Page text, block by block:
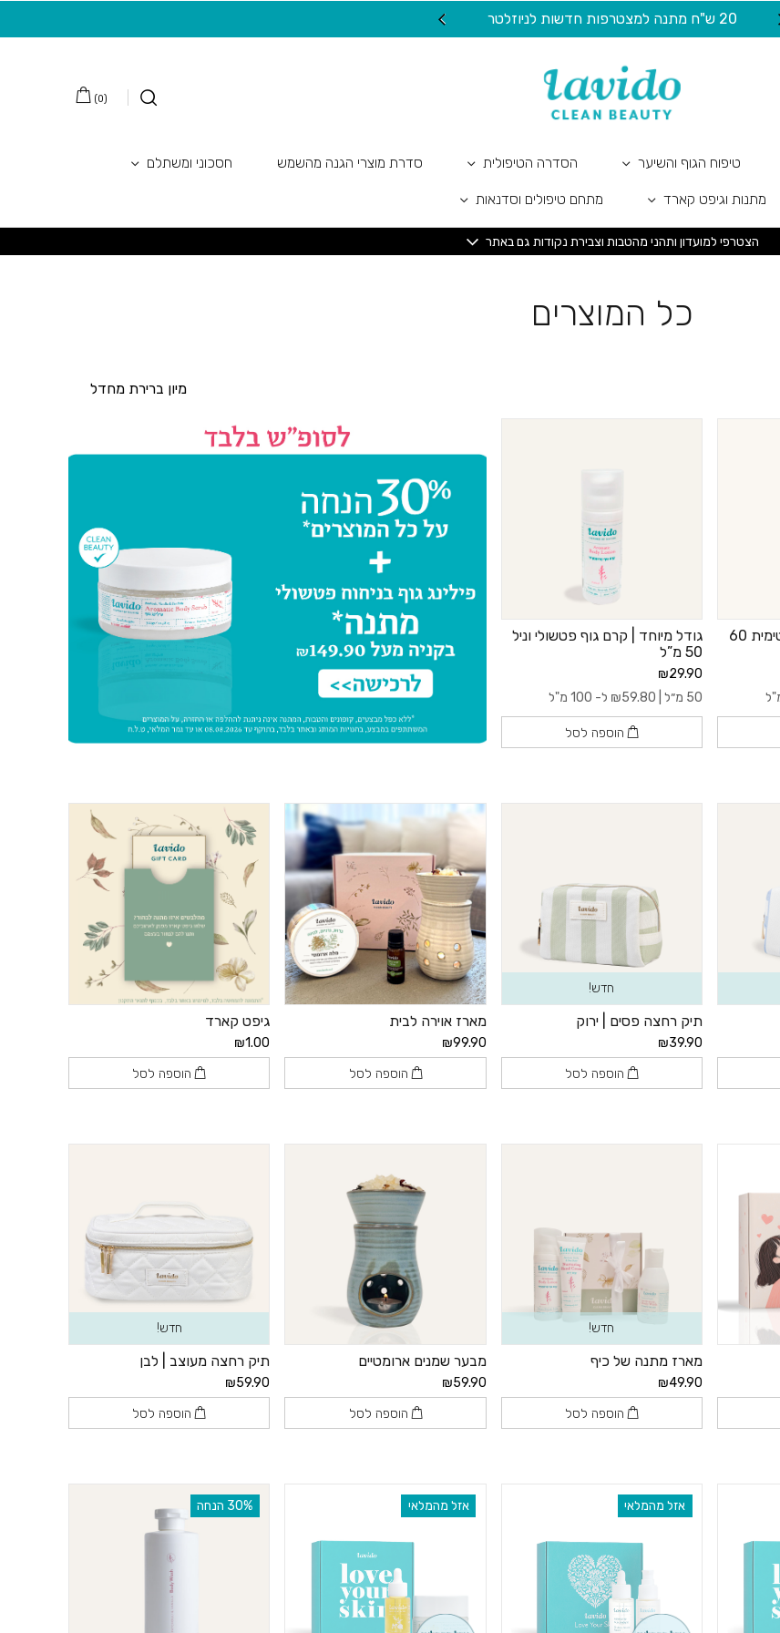
20 ש"ח מתנה למצטרפות חדשות לניוזלטר
(
0
)
טיפוח הגוף והשיער הסדרה הטיפולית סדרת מוצרי הגנה מהשמש חסכוני ומשתלם
מתנות וגיפט קארד מתחם טיפולים וסדנאות
הצטרפי למועדון ותהני מהטבות וצבירת נקודות גם באתר
כל המוצרים
גודל מיוחד | שטיפה אינטימית 60
גודל מיוחד | קרם גוף פטשולי וניל
50 מ”ל
₪29.90
50 מ״ל |
₪59.80 ל- 100 מ"ל
הוספה לסל
חדש!
תיק רחצה פסים | ירוק
₪39.90
הוספה לסל
מארז אוירה לבית
₪99.90
הוספה לסל
גיפט קארד
₪1.00
הוספה לסל
חדש!
מארז מתנה של כיף
₪49.90
הוספה לסל
מבער שמנים ארומטיים
₪59.90
הוספה לסל
חדש!
תיק רחצה מעוצב | לבן
₪59.90
הוספה לסל
אזל מהמלאי אזל מהמלאי ‫30% הנחה